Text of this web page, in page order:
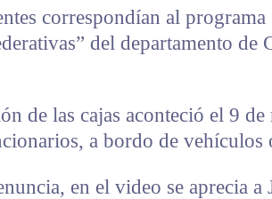
correspondían al
del departamento de
de las cajas aconteció el 9
a bordo de vehículos
en el video se aprecia a